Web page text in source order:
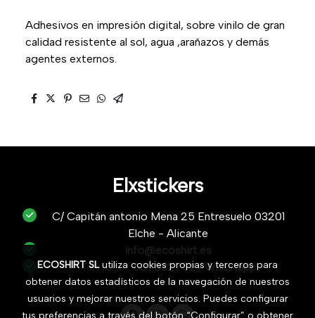
Adhesivos en impresión digital, sobre vinilo de gran
calidad resistente al sol, agua ,arañazos y demás
agentes externos.
Elxstickers
C/ Capitán antonio Mena 25 Entresuelo 03201
Elche - Alicante
info@ecoshirt.es
Teléfono :687632752/Whastapp
ECOSHIRT SLutiliza cookies propias y terceros para
obtener datos estadísticos de la navegación de nuestros
usuarios y mejorar nuestros servicios. Puedes configurar
tus preferencias a través del botón “Configurar” o obtener